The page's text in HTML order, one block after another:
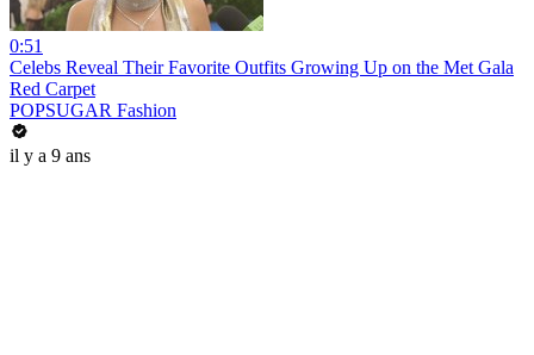
0:51
Celebs Reveal Their Favorite Outfits Growing Up on the Met Gala
Red Carpet
POPSUGAR Fashion
il y a 9 ans